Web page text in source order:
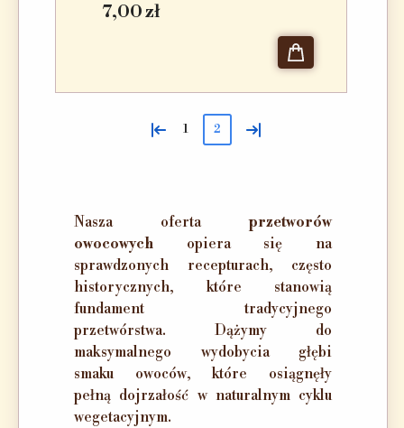
7,00 zł
« 1 2 »
Nasza oferta przetworów
owocowych opiera się na
sprawdzonych recepturach, często
historycznych, które stanowią
fundament tradycyjnego
przetwórstwa. Dążymy do
maksymalnego wydobycia głębi
smaku owoców, które osiągnęły
pełną dojrzałość w naturalnym cyklu
wegetacyjnym.